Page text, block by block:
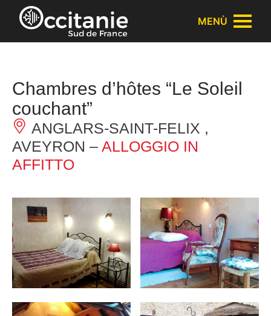
Pannello di gestione dei cookies
MENÙ
Chambres d’hôtes “Le Soleil
couchant”
ANGLARS-SAINT-FELIX ,
AVEYRON – ALLOGGIO IN
AFFITTO